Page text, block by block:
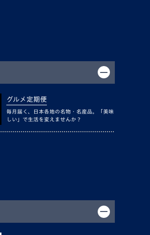
グルメ定期便
毎月届く、日本各地の名物・名産品。「美味
しい」で生活を変えませんか？